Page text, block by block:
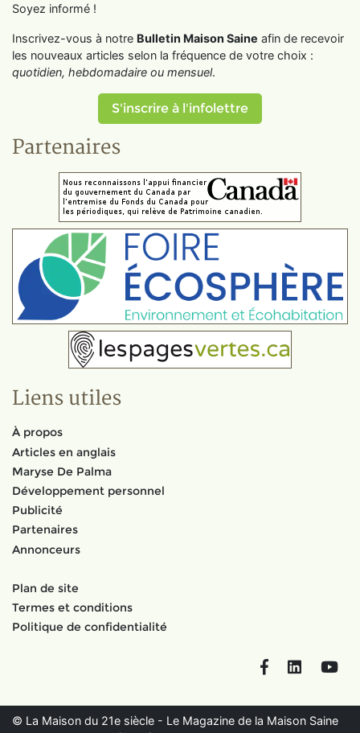
Soyez informé !
Inscrivez-vous à notre Bulletin Maison Saine afin de recevoir
les nouveaux articles selon la fréquence de votre choix :
quotidien, hebdomadaire ou mensuel.
S'inscrire à l'infolettre
Partenaires
Liens utiles
À propos
Articles en anglais
Maryse De Palma
Développement personnel
Publicité
Partenaires
Annonceurs
Plan de site
Termes et conditions
Politique de confidentialité
FacebookLinkedIn
© La Maison du 21e siècle - Le Magazine de la Maison Saine